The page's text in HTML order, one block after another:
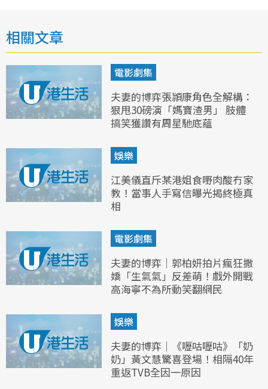
相關文章
電影劇集
夫妻的博弈張頴康角色全解構：
狠甩30磅演「媽寶渣男」 肢體
搞笑獲讚有周星馳底蘊
娛樂
江美儀直斥某港姐食嘢肉酸冇家
教！當事人手寫信曝光揭終極真
相
電影劇集
夫妻的博弈｜郭柏妍拍片瘋狂撒
嬌「生氣氣」反差萌！戲外開戰
高海寧不為所動笑翻網民
娛樂
夫妻的博弈｜《嚦咕嚦咕》「奶
奶」黃文慧驚喜登場！相隔40年
重返TVB全因一原因